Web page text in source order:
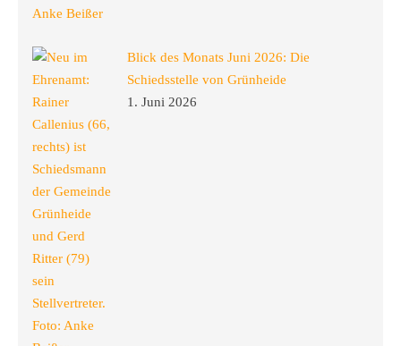
Blick des Monats Juni 2026: Die
Schiedsstelle von Grünheide
1. Juni 2026